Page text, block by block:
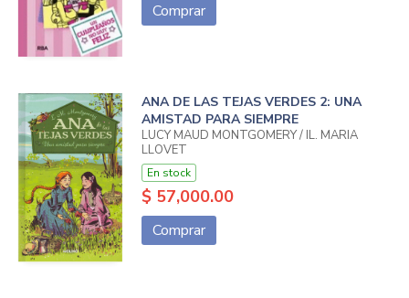
Comprar
ANA DE LAS TEJAS VERDES 2: UNA
AMISTAD PARA SIEMPRE
LUCY MAUD MONTGOMERY / IL. MARIA
LLOVET
En stock
$ 57,000.00
Comprar